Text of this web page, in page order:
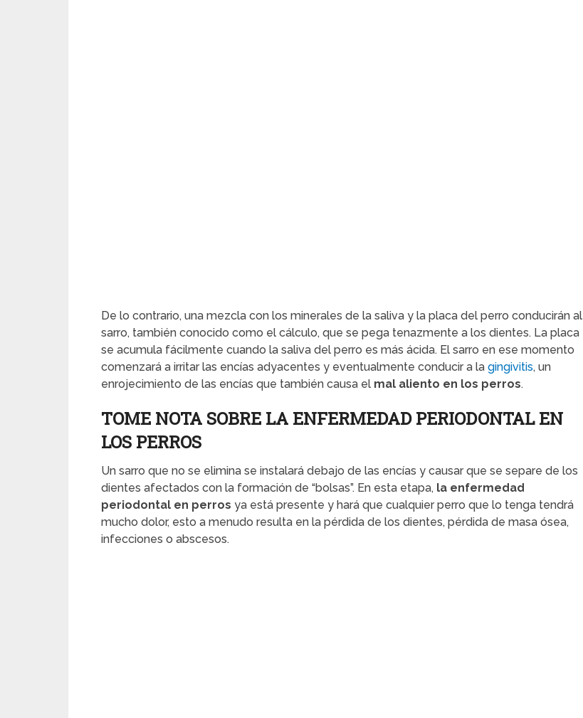
De lo contrario, una mezcla con los minerales de la saliva y la placa del perro conducirán al
sarro, también conocido como el cálculo, que se pega tenazmente a los dientes. La placa
se acumula fácilmente cuando la saliva del perro es más ácida. El sarro en ese momento
comenzará a irritar las encías adyacentes y eventualmente conducir a la gingivitis, un
enrojecimiento de las encías que también causa el mal aliento en los perros.
TOME NOTA SOBRE LA ENFERMEDAD PERIODONTAL EN
LOS PERROS
Un sarro que no se elimina se instalará debajo de las encías y causar que se separe de los
dientes afectados con la formación de “bolsas”. En esta etapa, la enfermedad
periodontal en perros ya está presente y hará que cualquier perro que lo tenga tendrá
mucho dolor, esto a menudo resulta en la pérdida de los dientes, pérdida de masa ósea,
infecciones o abscesos.